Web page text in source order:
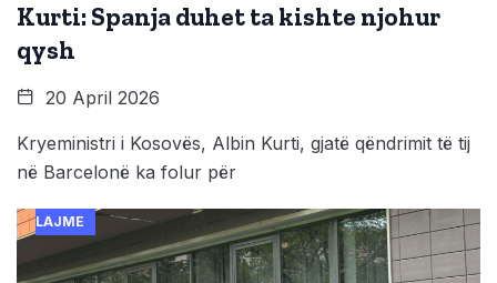
Kurti: Spanja duhet ta kishte njohur
qysh
20 April 2026
Kryeministri i Kosovës, Albin Kurti, gjatë qëndrimit të tij
në Barcelonë ka folur për
LAJME